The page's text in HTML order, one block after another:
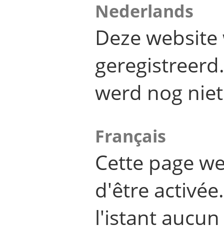
Nederlands
Deze
werd nog
Français
Cette page
d'être
l'istant